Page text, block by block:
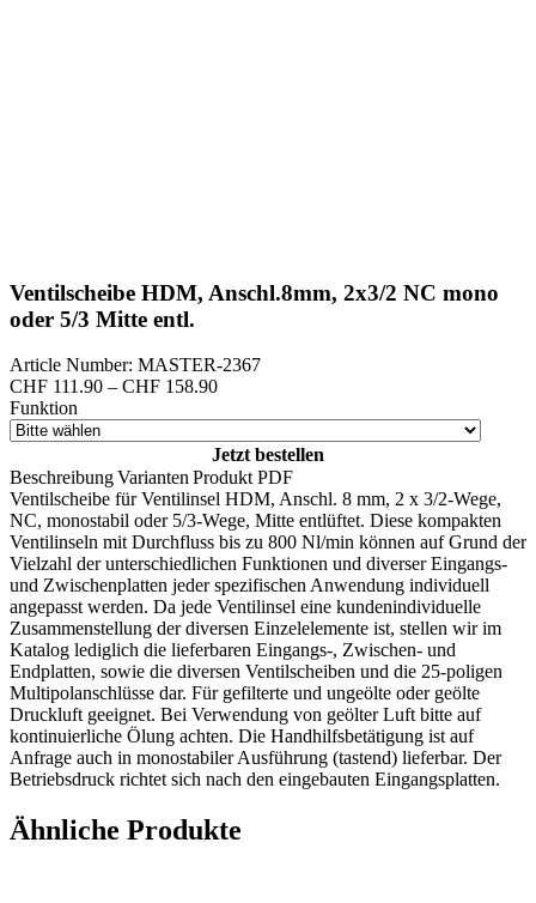
Ventilscheibe HDM, Anschl.8mm, 2x3/2 NC mono
oder 5/3 Mitte entl.
Article Number: MASTER-2367
CHF 111.90 – CHF 158.90Preisspanne:
CHF 158.90
Funktion
Jetzt bestellen
BeschreibungVarianten Produkt PDF
Ventilscheibe für Ventilinsel HDM, Anschl. 8 mm, 2 x 3/2-Wege,
NC, monostabil oder 5/3-Wege, Mitte entlüftet. Diese kompakten
Ventilinseln mit Durchfluss bis zu 800 Nl/min können auf Grund der
Vielzahl der unterschiedlichen Funktionen und diverser Eingangs-
und Zwischenplatten jeder spezifischen Anwendung individuell
angepasst werden. Da jede Ventilinsel eine kundenindividuelle
Zusammenstellung der diversen Einzelelemente ist, stellen wir im
Katalog lediglich die lieferbaren Eingangs-, Zwischen- und
Endplatten, sowie die diversen Ventilscheiben und die 25-poligen
Multipolanschlüsse dar. Für gefilterte und ungeölte oder geölte
Druckluft geeignet. Bei Verwendung von geölter Luft bitte auf
kontinuierliche Ölung achten. Die Handhilfsbetätigung ist auf
Anfrage auch in monostabiler Ausführung (tastend) lieferbar. Der
Betriebsdruck richtet sich nach den eingebauten Eingangsplatten.
Ähnliche Produkte